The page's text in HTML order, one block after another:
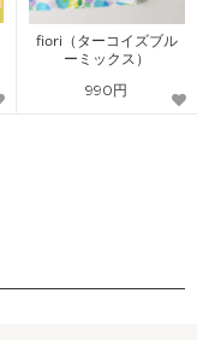
fiori（ターコイズブル
ーミックス）
990円